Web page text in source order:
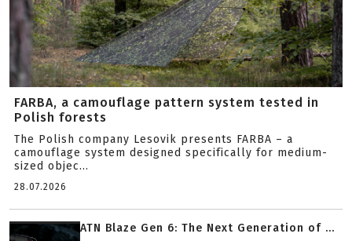
FARBA, a camouflage pattern system tested in
Polish forests
The Polish company Lesovik presents FARBA – a
camouflage system designed specifically for medium-
sized objec...
28.07.2026
ATN Blaze Gen 6: The Next Generation of ...